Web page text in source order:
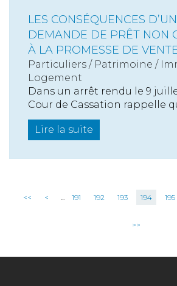
LES CONSÉQUENCES
DEMANDE DE PRÊT NON
À LA PROMESSE DE
Particuliers / Patrimoine /
Logement
Dans un arrêt rendu le 9
Cour de Cassation rappelle
Lire la suite
<< < ... 191 192 193 194 195
>>